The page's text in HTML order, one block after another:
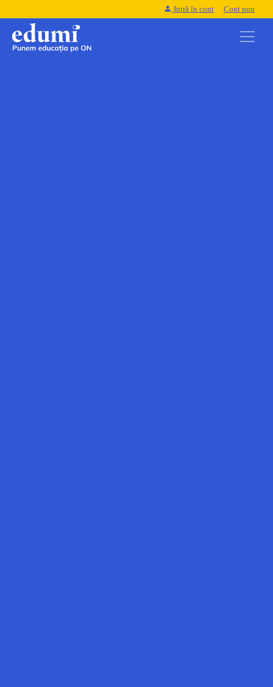
Intră în cont Cont nou